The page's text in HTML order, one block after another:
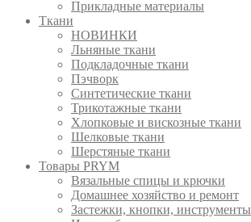
Прикладные материалы
Ткани
НОВИНКИ
Льняные ткани
Подкладочные ткани
Пэчворк
Синтетические ткани
Трикотажные ткани
Хлопковые и вискозные ткани
Шелковые ткани
Шерстяные ткани
Товары PRYM
Вязальные спицы и крючки
Домашнее хозяйство и ремонт
Застежки, кнопки, инструменты